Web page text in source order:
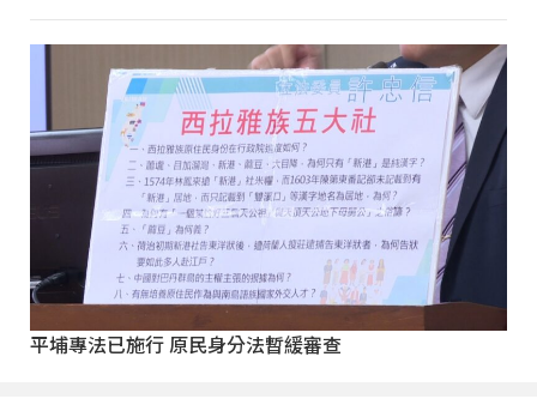
平埔專法已施行 原民身分法暫緩審查